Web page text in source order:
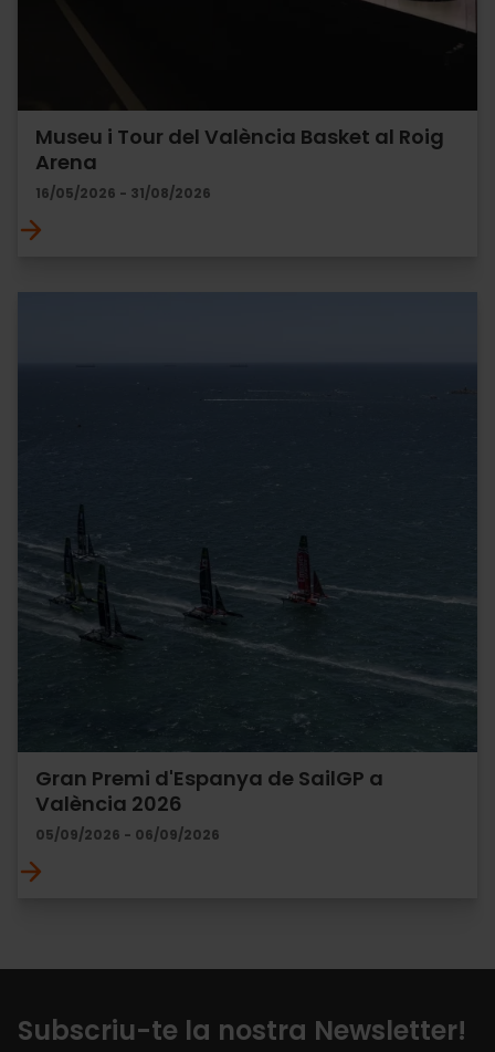
Museu i Tour del València Basket al Roig
Arena
16/05/2026 - 31/08/2026
Gran Premi d'Espanya de SailGP a
València 2026
05/09/2026 - 06/09/2026
Subscriu-te la nostra Newsletter!